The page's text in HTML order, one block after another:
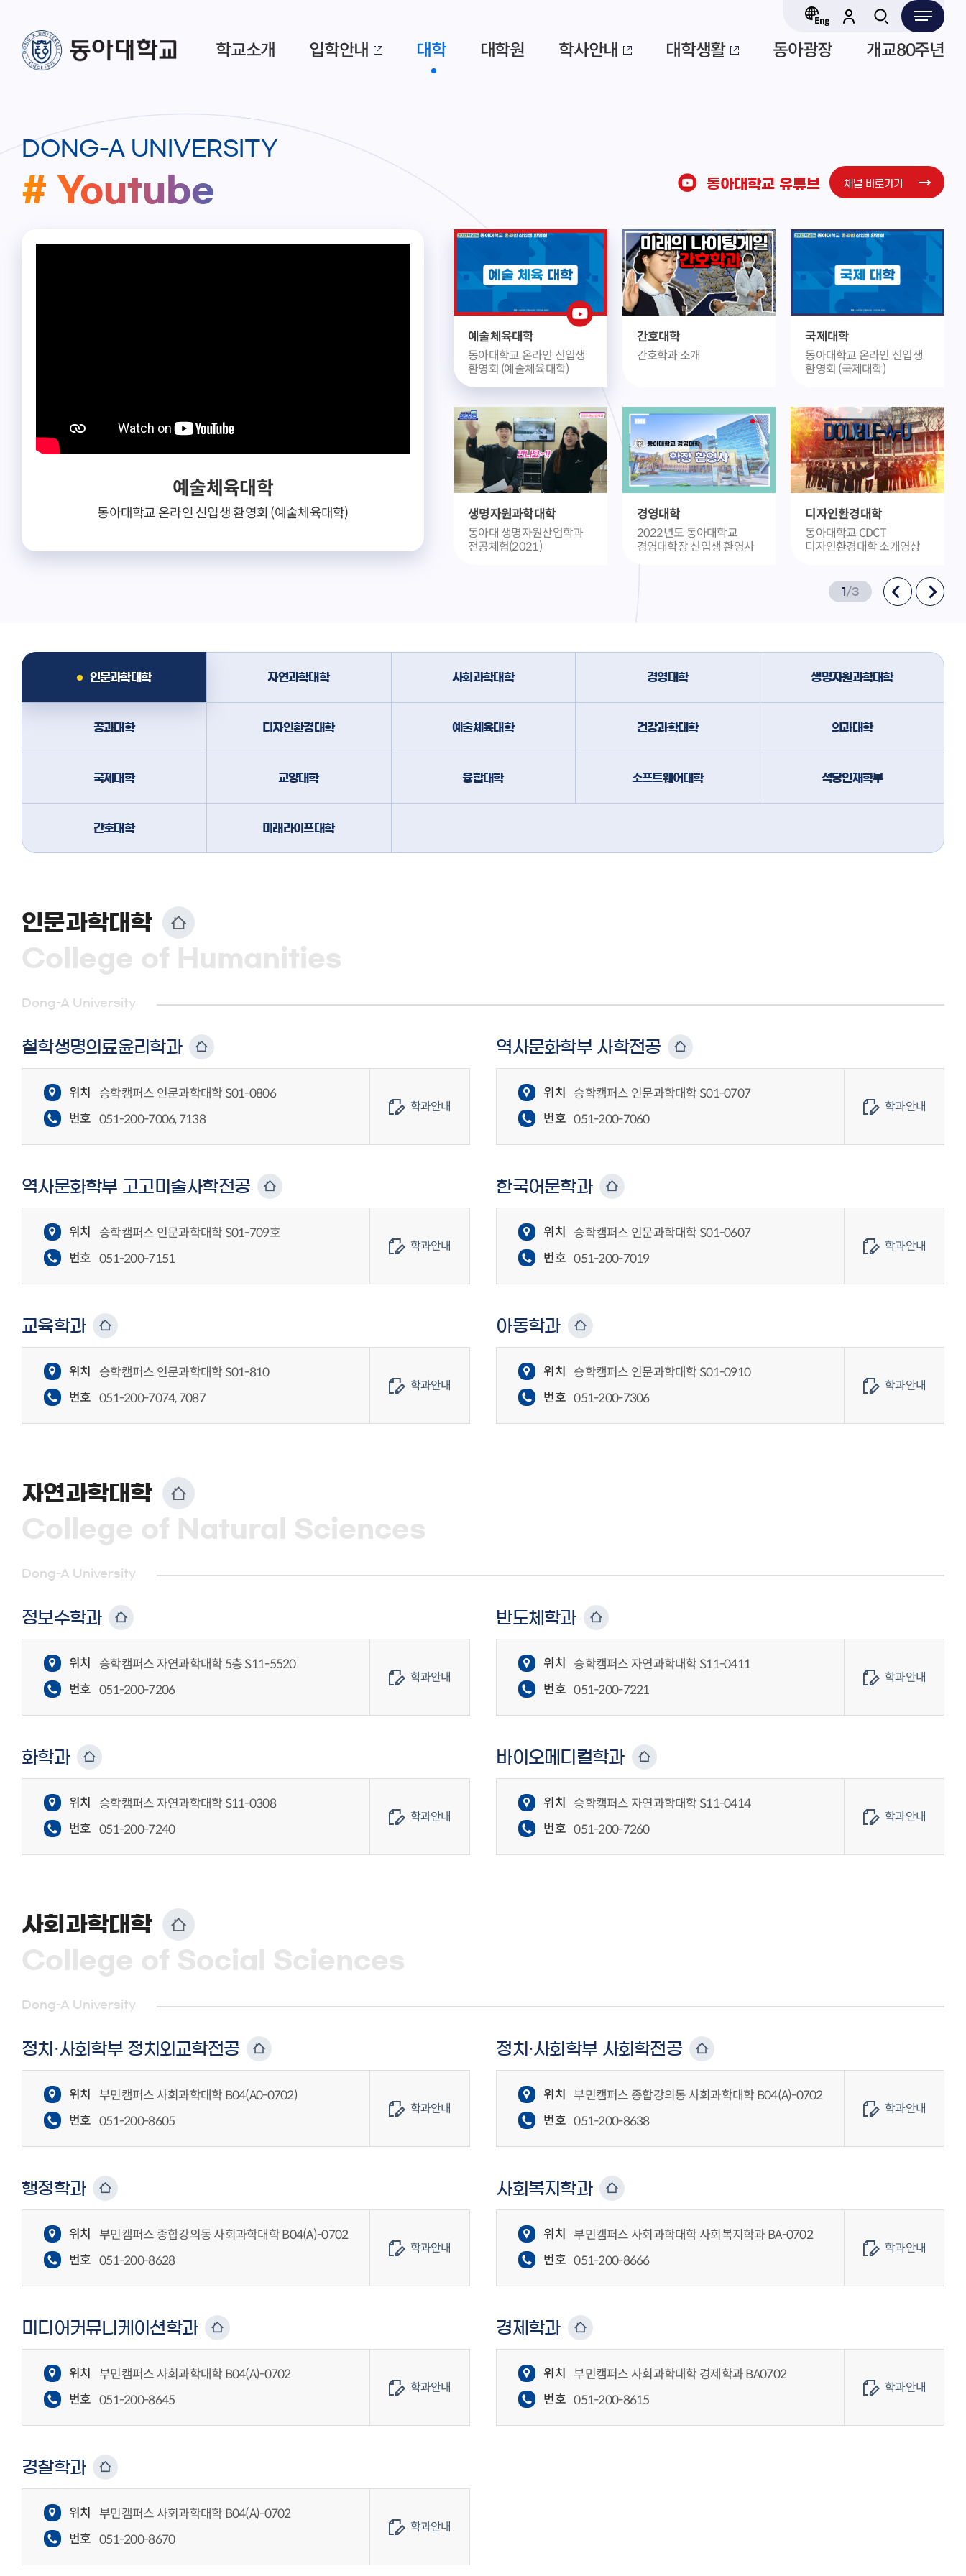
학교소개 입학안내 대학 대학원 학사안내 대학생활 동아광장 개교80주년
DONG-A UNIVERSITY
# Youtube 동아대학교 유튜브 채널 바로가기
예술체육대학
동아대학교 온라인 신입생 환영회 (예술체육대학)
예술체육대학
동아대학교 온라인 신입생
환영회 (예술체육대학)
간호대학
간호학과 소개
국제대학
동아대학교 온라인 신입생
환영회 (국제대학)
생명자원과학대학
동아대 생명자원산업학과
전공체험(2021)
경영대학
2022년도 동아대학교
경영대학장 신입생 환영사
디자인환경대학
동아대학교 CDCT
디자인환경대학 소개영상
1/3
인문과학대학 자연과학대학 사회과학대학 경영대학 생명자원과학대학
공과대학 디자인환경대학 예술체육대학 건강과학대학 의과대학
국제대학 교양대학 융합대학 소프트웨어대학 석당인재학부
간호대학 미래라이프대학
인문과학대학
College of Humanities
Dong-A University
철학생명의료윤리학과
위치
승학캠퍼스 인문과학대학 S01-0806
번호 051-200-7006, 7138
학과안내
역사문화학부 사학전공
위치
승학캠퍼스 인문과학대학 S01-0707
번호 051-200-7060
학과안내
역사문화학부 고고미술사학전공
위치
승학캠퍼스 인문과학대학 S01-709호
번호 051-200-7151
학과안내
한국어문학과
위치
승학캠퍼스 인문과학대학 S01-0607
번호 051-200-7019
학과안내
교육학과
위치
승학캠퍼스 인문과학대학 S01-810
번호 051-200-7074, 7087
학과안내
아동학과
위치
승학캠퍼스 인문과학대학 S01-0910
번호 051-200-7306
학과안내
자연과학대학
College of Natural Sciences
Dong-A University
정보수학과
위치
승학캠퍼스 자연과학대학 5층 S11-5520
번호 051-200-7206
학과안내
반도체학과
위치
승학캠퍼스 자연과학대학 S11-0411
번호 051-200-7221
학과안내
화학과
위치
승학캠퍼스 자연과학대학 S11-0308
번호 051-200-7240
학과안내
바이오메디컬학과
위치
승학캠퍼스 자연과학대학 S11-0414
번호 051-200-7260
학과안내
사회과학대학
College of Social Sciences
Dong-A University
정치·사회학부 정치외교학전공
위치
부민캠퍼스 사회과학대학 B04(A0-0702)
번호 051-200-8605
학과안내
정치·사회학부 사회학전공
위치
부민캠퍼스 종합강의동 사회과학대학 B04(A)-0702
번호 051-200-8638
학과안내
행정학과
위치
부민캠퍼스 종합강의동 사회과학대학 B04(A)-0702
번호 051-200-8628
학과안내
사회복지학과
위치
부민캠퍼스 사회과학대학 사회복지학과 BA-0702
번호 051-200-8666
학과안내
미디어커뮤니케이션학과
위치
부민캠퍼스 사회과학대학 B04(A)-0702
번호 051-200-8645
학과안내
경제학과
위치
부민캠퍼스 사회과학대학 경제학과 BA0702
번호 051-200-8615
학과안내
경찰학과
위치
부민캠퍼스 사회과학대학 B04(A)-0702
번호 051-200-8670
학과안내